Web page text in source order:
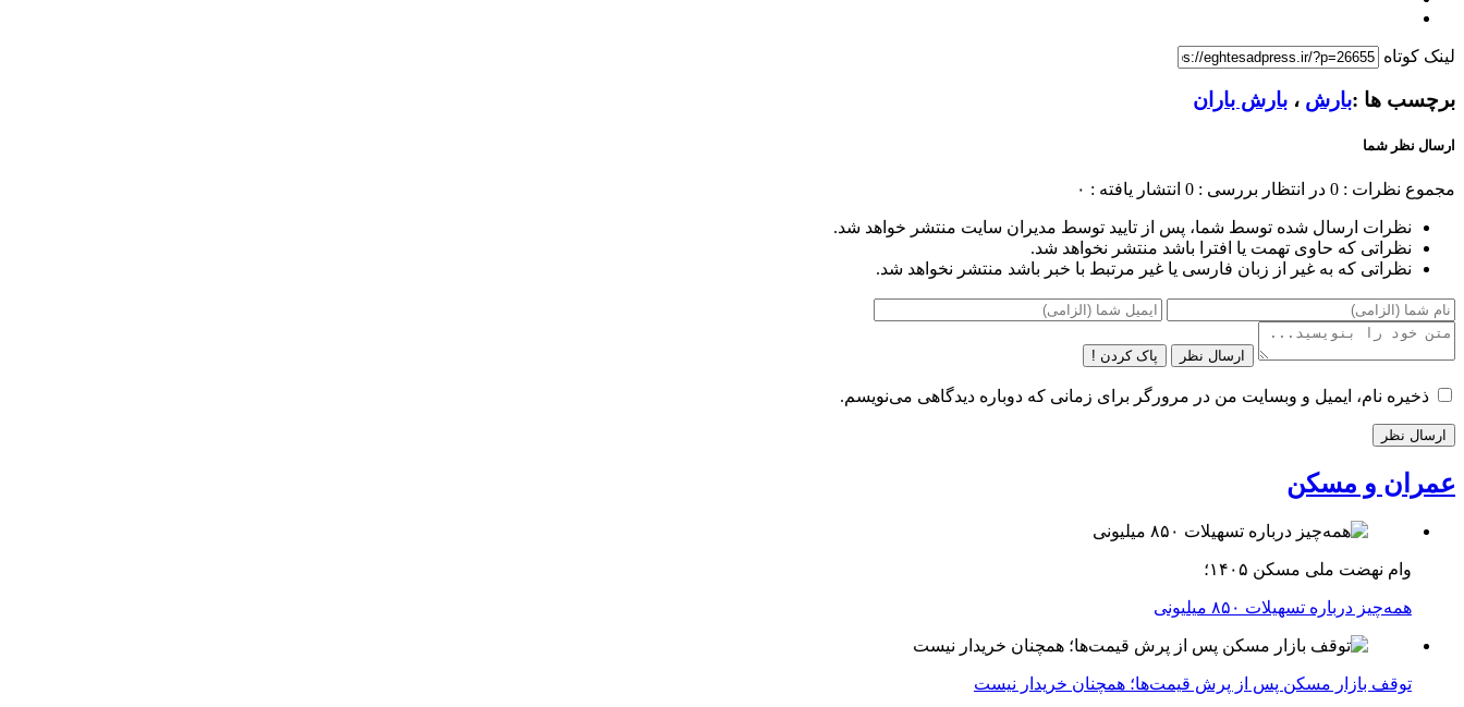
لینک کوتاه
برچسب ها :بارش ، بارش باران
ارسال نظر شما
مجموع نظرات : 0 در انتظار بررسی : 0 انتشار یافته : ۰
نظرات ارسال شده توسط شما، پس از تایید توسط مدیران سایت منتشر خواهد شد.
نظراتی که حاوی تهمت یا افترا باشد منتشر نخواهد شد.
نظراتی که به غیر از زبان فارسی یا غیر مرتبط با خبر باشد منتشر نخواهد شد.
ارسال نظر پاک کردن !
ذخیره نام، ایمیل و وبسایت من در مرورگر برای زمانی که دوباره دیدگاهی می‌نویسم.
عمران و مسکن
وام نهضت ملی مسکن ۱۴۰۵؛
همه‌چیز درباره تسهیلات ۸۵۰ میلیونی
توقف بازار مسکن پس از پرش قیمت‌ها؛ همچنان خریدار نیست